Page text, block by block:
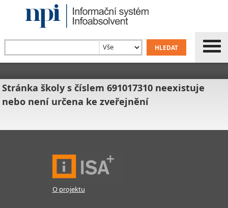
Stránka školy s číslem 691017310 neexistuje
nebo není určena ke zveřejnění
O projektu